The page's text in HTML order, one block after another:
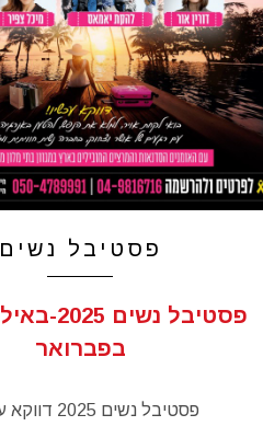
פסטיבל נשים
בפברואר
פסטיבל נשים 2025 דווקא עכשיו!